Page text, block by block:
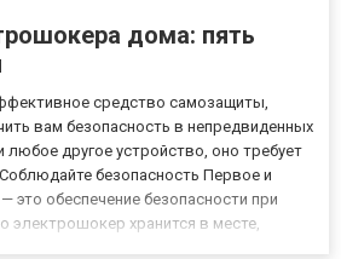
дома: пять
средство самозащиты,
вам безопасность в непредвиденных
любое другое устройство, оно требует
безопасность Первое и
это обеспечение безопасности при
электрошокер хранится в месте,